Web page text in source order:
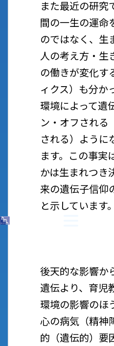
また最近の研究
間の一生の運命
のではなく、生
人の考え方・生
の働きが変化す
ィクス）も分か
環境によって遺
ン・オフされる
される）ように
ます。この事実
かは生まれつき
来の遺伝子信仰
と示しています。
後天的な影響か
遺伝より、育児
環境の影響のほ
心の病気（精神
的（遺伝的）要